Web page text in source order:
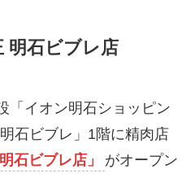
明石ビブレ店
「イオン明石ショッピン
石ビブレ」1階に精肉店
石ビブレ店」
がオープン